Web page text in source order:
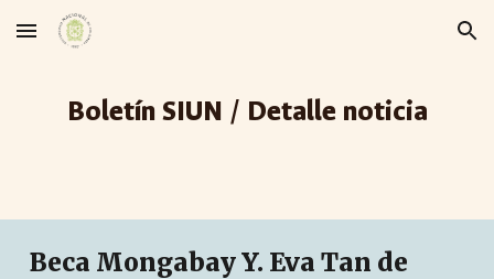
Skip to main content Skip to navigation
Boletín SIUN / Detalle noticia
Beca Mongabay Y. Eva Tan de